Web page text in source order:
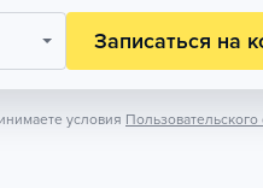
Записаться на
условия